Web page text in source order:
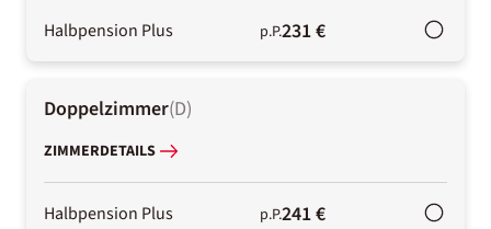
Halbpension Plus p.P.231 €
Doppelzimmer(D)
ZIMMERDETAILS
Halbpension Plus p.P.241 €